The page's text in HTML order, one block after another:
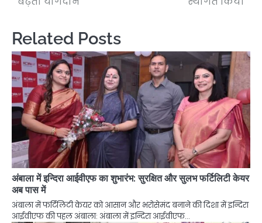
Related Posts
अंबाला में इन्दिरा आईवीएफ का शुभारंभ: सुरक्षित और सुलभ फर्टिलिटी केयर
अब पास में
अंबाला में फर्टिलिटी केयर को आसान और भरोसेमंद बनाने की दिशा में इन्दिरा
आईवीएफ की पहल अंबाला: अंबाला में इन्दिरा आईवीएफ…